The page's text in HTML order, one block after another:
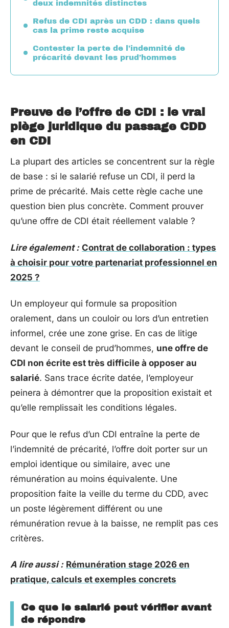
deux indemnités distinctes
Refus de CDI après un CDD : dans quels
cas la prime reste acquise
Contester la perte de l’indemnité de
précarité devant les prud’hommes
Preuve de l’offre de CDI : le vrai
piège juridique du passage CDD
en CDI
La plupart des articles se concentrent sur la règle
de base : si le salarié refuse un CDI, il perd la
prime de précarité. Mais cette règle cache une
question bien plus concrète. Comment prouver
qu’une offre de CDI était réellement valable ?
Lire également : Contrat de collaboration : types
à choisir pour votre partenariat professionnel en
2025 ?
Un employeur qui formule sa proposition
oralement, dans un couloir ou lors d’un entretien
informel, crée une zone grise. En cas de litige
devant le conseil de prud’hommes, une offre de
CDI non écrite est très difficile à opposer au
salarié. Sans trace écrite datée, l’employeur
peinera à démontrer que la proposition existait et
qu’elle remplissait les conditions légales.
Pour que le refus d’un CDI entraîne la perte de
l’indemnité de précarité, l’offre doit porter sur un
emploi identique ou similaire, avec une
rémunération au moins équivalente. Une
proposition faite la veille du terme du CDD, avec
un poste légèrement différent ou une
rémunération revue à la baisse, ne remplit pas ces
critères.
A lire aussi : Rémunération stage 2026 en
pratique, calculs et exemples concrets
Ce que le salarié peut vérifier avant
de répondre